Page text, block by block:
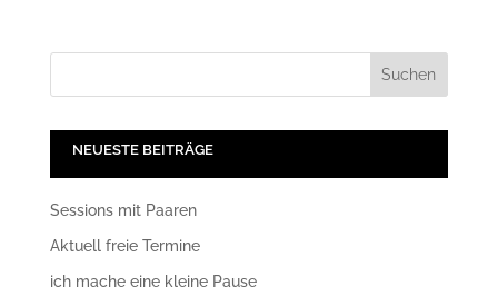
NEUESTE BEITRÄGE
Sessions mit Paaren
Aktuell freie Termine
ich mache eine kleine Pause